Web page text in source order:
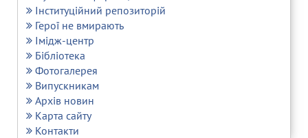
Інституційний репозиторій
Герої не вмирають
Імідж-центр
Бібліотека
Фотогалерея
Випускникам
Архів новин
Карта сайту
Контакти